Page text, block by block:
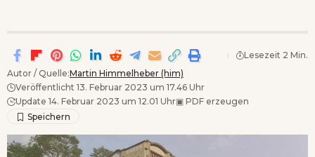
Autor / Quelle:Martin Himmelheber (him)
Veröffentlicht 13. Februar 2023 um 17.46 Uhr
Update 14. Februar 2023 um 12.01 Uhr▣ PDF erzeugen
Lesezeit 2 Min.